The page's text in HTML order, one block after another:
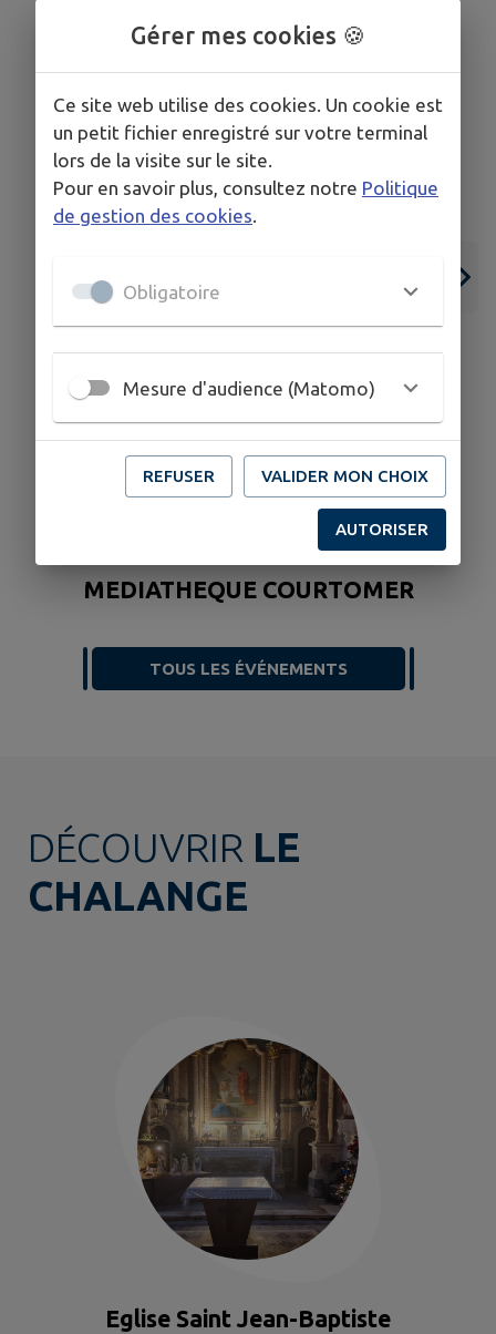
23
JUIN
29
AOÛT
SACS SURPRISES
MEDIATHEQUE COURTOMER
TOUS LES ÉVÉNEMENTS
DÉCOUVRIR LE
CHALANGE
Eglise Saint Jean-Baptiste
Gérer mes cookies 🍪
Ce site web utilise des cookies. Un cookie est
un petit fichier enregistré sur votre terminal
lors de la visite sur le site.
Pour en savoir plus, consultez notre Politique
de gestion des cookies.
Obligatoire
Mesure d'audience (Matomo)
REFUSER VALIDER MON CHOIX
AUTORISER